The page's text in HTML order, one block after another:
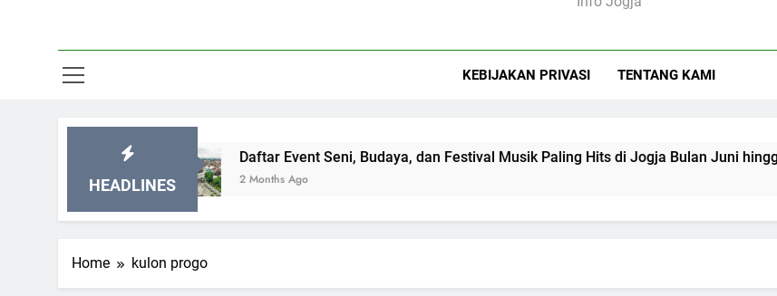
KEBIJAKAN PRIVASI TENTANG KAMI
HEADLINES
Daftar Event Seni, Budaya, dan Festival Musik Paling Hits di Jogja Bulan Juni hingga Juli
2 Months Ago
Home kulon progo